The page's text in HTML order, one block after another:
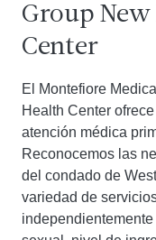
Group New
Center
El Montefiore
Health Center
atención médica
Reconocemos las
del condado de
variedad de